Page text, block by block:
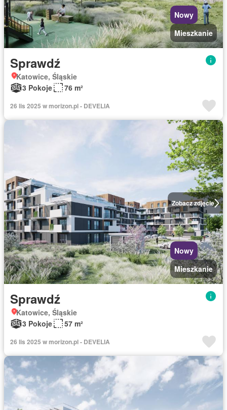
Nowy
Mieszkanie
Sprawdź
Katowice, Śląskie
3 Pokoje
76 m²
26 lis 2025 w morizon.pl - DEVELIA
Zobacz zdjęcie
Nowy
Mieszkanie
Sprawdź
Katowice, Śląskie
3 Pokoje
57 m²
26 lis 2025 w morizon.pl - DEVELIA